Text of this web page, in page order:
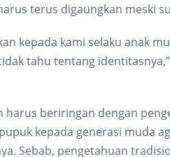
terus digaungkan meski
kepada kami selaku anak
tahu tentang
harus beriringan dengan
kepada generasi muda
Sebab, pengetahuan